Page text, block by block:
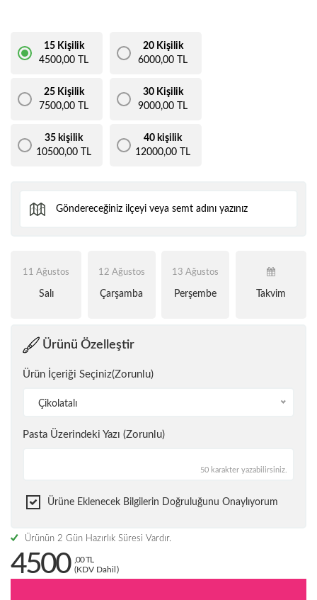
15 Kişilik
4500,00 TL
20 Kişilik
6000,00 TL
25 Kişilik
7500,00 TL
30 Kişilik
9000,00 TL
35 kişilik
10500,00 TL
40 kişilik
12000,00 TL
11 Ağustos
Salı
12 Ağustos
Çarşamba
13 Ağustos
Perşembe Takvim
Ürünü Özelleştir
Ürün İçeriği Seçiniz(Zorunlu)
Çikolatalı
Pasta Üzerindeki Yazı (Zorunlu)
50 karakter yazabilirsiniz.
Ürüne Eklenecek Bilgilerin Doğruluğunu Onaylıyorum
Ürünün 2 Gün Hazırlık Süresi Vardır.
4500
,00 TL
(KDV Dahil)